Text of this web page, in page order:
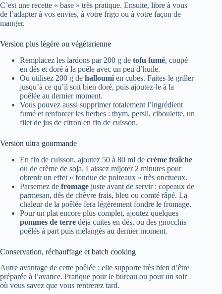
C’est une recette « base » très pratique. Ensuite, libre à vous
de l’adapter à vos envies, à votre frigo ou à votre façon de
manger.
Version plus légère ou végétarienne
Remplacez les lardons par 200 g de tofu fumé, coupé
en dés et doré à la poêle avec un peu d’huile.
Ou utilisez 200 g de halloumi en cubes. Faites-le griller
jusqu’à ce qu’il soit bien doré, puis ajoutez-le à la
poêlée au dernier moment.
Vous pouvez aussi supprimer totalement l’ingrédient
fumé et renforcer les herbes : thym, persil, ciboulette, un
filet de jus de citron en fin de cuisson.
Version ultra gourmande
En fin de cuisson, ajoutez 50 à 80 ml de crème fraîche
ou de crème de soja. Laissez mijoter 2 minutes pour
obtenir un effet « fondue de poireaux » très onctueux.
Parsemez de fromage juste avant de servir : copeaux de
parmesan, dés de chèvre frais, bleu ou comté râpé. La
chaleur de la poêlée fera légèrement fondre le fromage.
Pour un plat encore plus complet, ajoutez quelques
pommes de terre déjà cuites en dés, ou des gnocchis
poêlés à part puis mélangés au dernier moment.
Conservation, réchauffage et batch cooking
Autre avantage de cette poêlée : elle supporte très bien d’être
préparée à l’avance. Pratique pour le bureau ou pour un soir
où vous savez que vous rentrerez tard.